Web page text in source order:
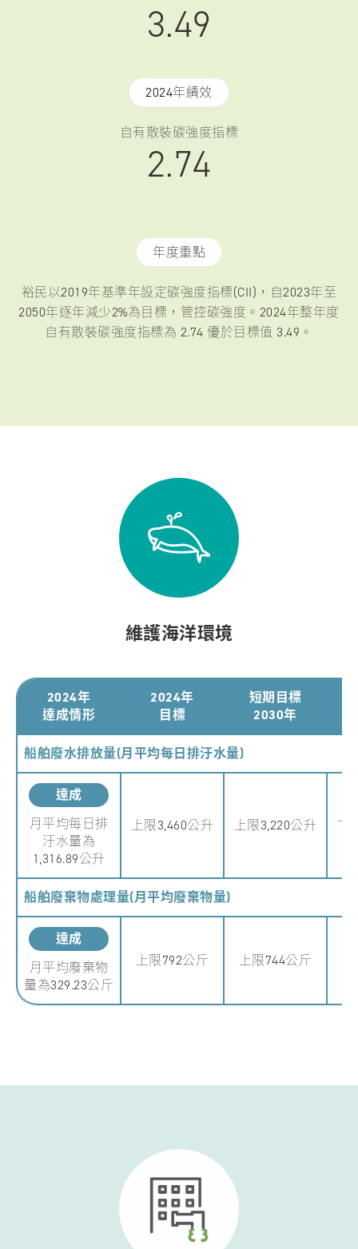
3.49
2024年績效
自有散裝碳強度指標
2.74
年度重點
裕民以2019年基準年設定碳強度指標(CII)， 自2023年至
2050年逐年減少2%為目標，管控碳強度。 2024年整年度
自有散裝碳強度指標為 2.74 優於目標值 3.49。
維護海洋環境
2024年
達成情形
2024年
目標
短期目標
2030年
船舶廢水排放量(月平均每日排汙水量)
達成
月平均每日排
汙水量為
1,316.89公升
上限3,460公升 上限3,220公升
船舶廢棄物處理量(月平均廢棄物量)
達成
月平均廢棄物
量為329.23公斤
上限792公斤 上限744公斤